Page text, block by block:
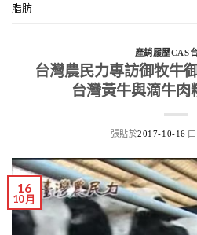
脂肪
產銷履歷CAS
台灣農民力專訪御牧牛
台灣黃牛與滴牛肉
張貼於2017-10-16 由
16
10 月